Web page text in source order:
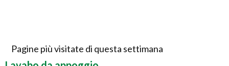
Pagine più visitate di questa settimana